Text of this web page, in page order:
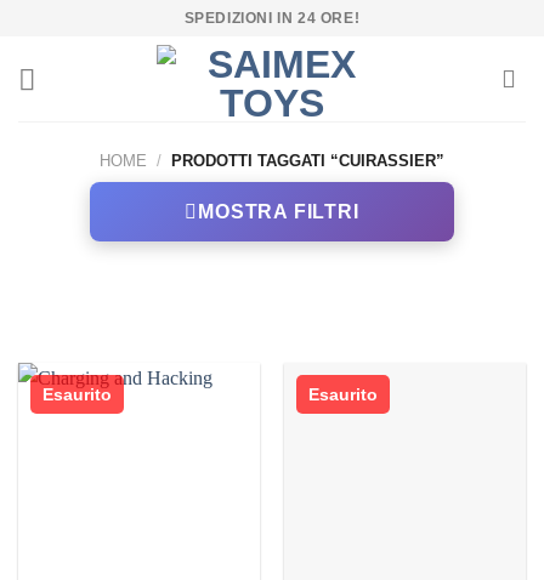
contenuti
SPEDIZIONI IN 24 ORE!
HOME / PRODOTTI TAGGATI “CUIRASSIER”
MOSTRA FILTRI
Esaurito Esaurito